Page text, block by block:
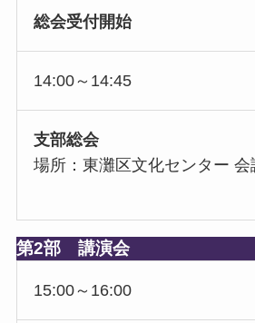
総会受付開始
14:00～14:45
支部総会
場所：東灘区文化セン
第2部 講演会
15:00～16:00